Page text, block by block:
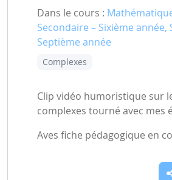
Dans le cours :
Secondaire – Sixième année,
Septième année
Complexes
Clip vidéo humoristique sur
complexes tourné avec mes
Aves fiche pédagogique en